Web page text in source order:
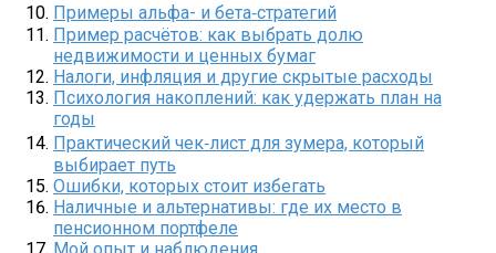
Примеры альфа- и бета‑стратегий
Пример расчётов: как выбрать долю
недвижимости и ценных бумаг
Налоги, инфляция и другие скрытые расходы
Психология накоплений: как удержать план на
годы
Практический чек‑лист для зумера, который
выбирает путь
Ошибки, которых стоит избегать
Наличные и альтернативы: где их место в
пенсионном портфеле